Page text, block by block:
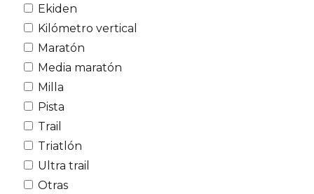
Ekiden
Kilómetro vertical
Maratón
Media maratón
Milla
Pista
Trail
Triatlón
Ultra trail
Otras